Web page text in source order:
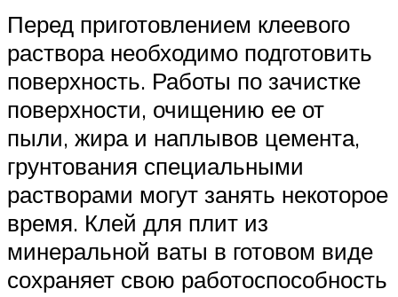
Перед приготовлением клеевого
раствора необходимо подготовить
поверхность. Работы по зачистке
поверхности, очищению ее от
пыли, жира и наплывов цемента,
грунтования специальными
растворами могут занять некоторое
время. Клей для плит из
минеральной ваты в готовом виде
сохраняет свою работоспособность